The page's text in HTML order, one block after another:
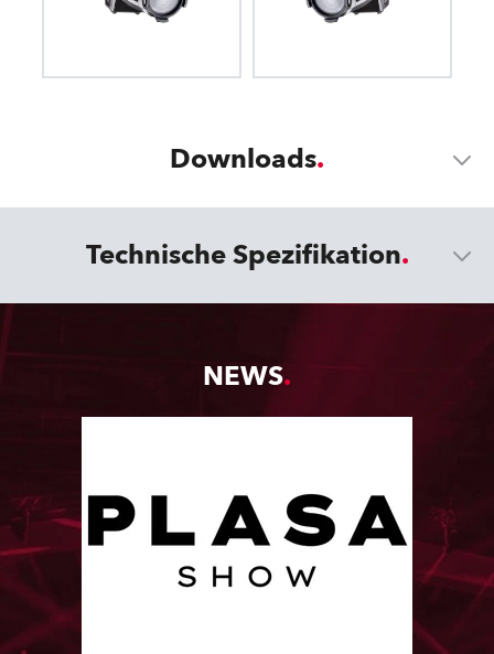
Downloads
Technische Spezifikation
NEWS